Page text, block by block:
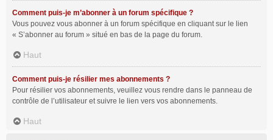
Comment puis-je m’abonner à un forum spécifique ?
Vous pouvez vous abonner à un forum spécifique en cliquant sur le lien
« S’abonner au forum » situé en bas de la page du forum.
Haut
Comment puis-je résilier mes abonnements ?
Pour résilier vos abonnements, veuillez vous rendre dans le panneau de
contrôle de l’utilisateur et suivre le lien vers vos abonnements.
Haut